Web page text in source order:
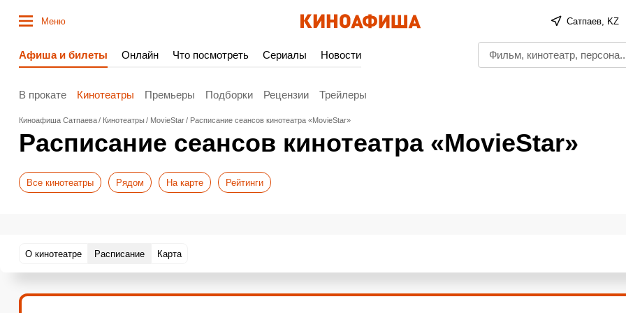
Меню Сатпаев, KZ
Афиша и билеты Онлайн Что посмотреть Сериалы Новости
В прокате Кинотеатры Премьеры Подборки Рецензии Трейлеры
Киноафиша Сатпаева Кинотеатры MovieStar Расписание сеансов кинотеатра «MovieStar»
Расписание сеансов кинотеатра «MovieStar»
Все кинотеатры Рядом На карте Рейтинги
О кинотеатре Расписание Карта